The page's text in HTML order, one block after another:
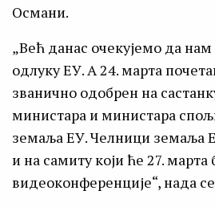
Османи.
„Већ данас очекујемо да
одлуку ЕУ. А 24. марта
званично одобрен на
министара и министара
земаља ЕУ. Челници земаља
и на самиту који ће 27.
видеоконференције“, нада